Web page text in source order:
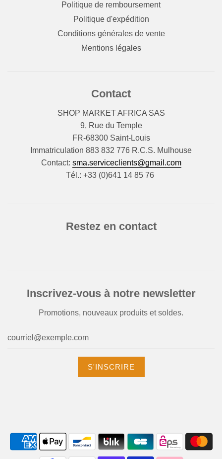
Politique de remboursement
Politique d'expédition
Conditions générales de vente
Mentions légales
Contact
SHOP MARKET AFRICA SAS
9, Rue du Temple
FR-68300 Saint-Louis
Immatriculation 883 832 776 R.C.S. Mulhouse
Contact: sma.serviceclients@gmail.com
Tél.: +33 (0)641 14 85 76
Restez en contact
Inscrivez-vous à notre newsletter
Promotions, nouveaux produits et soldes.